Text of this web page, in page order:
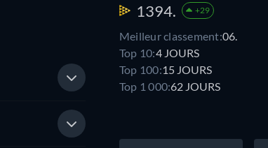
1394. +29
Meilleur classement:06.
Top 10:4 JOURS
Top 100:15 JOURS
Top 1 000:62 JOURS